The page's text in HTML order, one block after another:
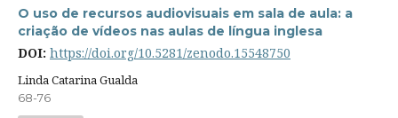
O uso de recursos audiovisuais em sala de aula: a
criação de vídeos nas aulas de língua inglesa
DOI: https://doi.org/10.5281/zenodo.15548750
Linda Catarina Gualda
68-76